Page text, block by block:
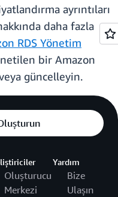
ayrıntıları
daha fazla
RDS Yönetim
bir Amazon
güncelleyin.
Oluşturucu
Merkezi
Yardım
Bize
Ulaşın